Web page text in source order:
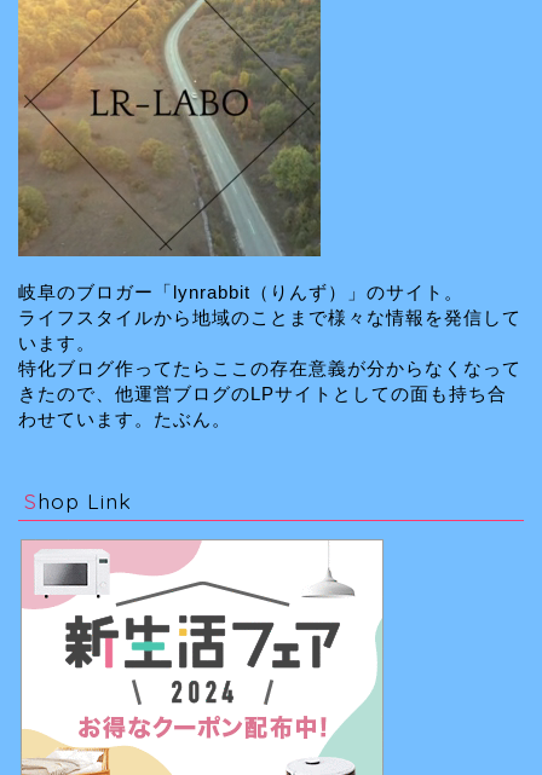
岐阜のブロガー「lynrabbit（りんず）」のサイト。
ライフスタイルから地域のことまで様々な情報を発信して
います。
特化ブログ作ってたらここの存在意義が分からなくなって
きたので、他運営ブログのLPサイトとしての面も持ち合
わせています。たぶん。
Shop Link